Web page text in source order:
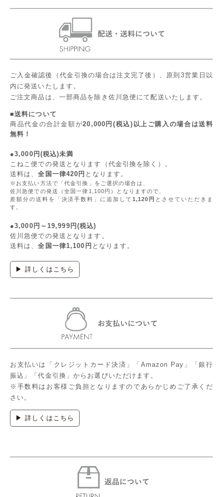
ご入金確認後（代金引換の場合は注文完了後）、原則3営業日以
内に発送いたします。
ご注文商品は、一部商品を除き佐川急便にて配送いたします。
■送料について
商品代金の合計金額が20,000円(税込)以上ご購入の場合は送料
無料！
●3,000円(税込)未満
こねこ便での発送となります（代金引換を除く）。
送料は、全国一律420円 となります。
※お支払い方法で「代金引換」をご選択の場合は、
佐川急便での発送（全国一律1,100円）となりますので、
差額分の送料を「決済手数料」に追加して 1,120円 とさせていただきま
す。
●3,000円～19,999円(税込)
佐川急便での発送となります。
送料は、全国一律1,100円 となります。
▶ 詳しくはこちら
お支払いは「クレジットカード決済」「Amazon Pay」「銀行
振込」「代金引換」からお選びいただけます。
※手数料はお客様ご負担となりますのであらかじめご了承くだ
さい。
▶ 詳しくはこちら